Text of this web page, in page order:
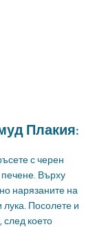
Плакия:
с черен
печене. Върху
нарязаните на
Посолете и
след което